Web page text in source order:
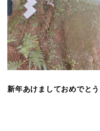
新年あけましておめでと